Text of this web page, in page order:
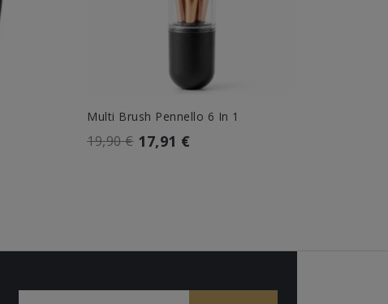
Multi Brush Pennello 6 In 1
19,90 € 17,91 €